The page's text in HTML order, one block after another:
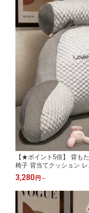
【★ポイント5倍】 背も
椅子 背当てクッション
カバー付き 腰当て 背当
入れ簡単 夏 ベッド 自宅
かわいい
3,280円 ～